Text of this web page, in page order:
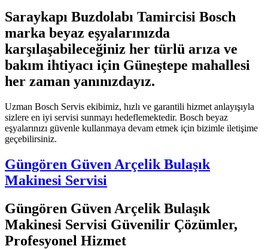
Saraykapı Buzdolabı Tamircisi Bosch
marka beyaz eşyalarınızda
karşılaşabileceğiniz her türlü arıza ve
bakım ihtiyacı için Güneştepe mahallesi
her zaman yanınızdayız.
Uzman Bosch Servis ekibimiz, hızlı ve garantili hizmet anlayışıyla
sizlere en iyi servisi sunmayı hedeflemektedir. Bosch beyaz
eşyalarınızı güvenle kullanmaya devam etmek için bizimle iletişime
geçebilirsiniz.
Güngören Güven Arçelik Bulaşık
Makinesi Servisi
Güngören Güven Arçelik Bulaşık
Makinesi Servisi Güvenilir Çözümler,
Profesyonel Hizmet